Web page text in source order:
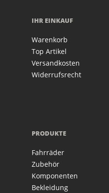
IHR EINKAUF
Warenkorb
Top Artikel
Versandkosten
Widerrufsrecht
PRODUKTE
Fahrräder
Zubehör
Komponenten
Bekleidung